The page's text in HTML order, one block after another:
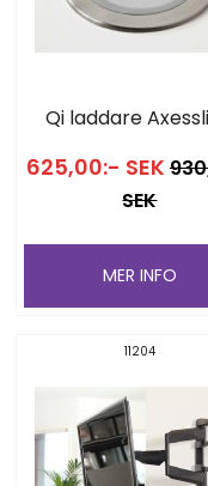
Qi laddare
625,00:- SEK
SEK
MER INFO
11204